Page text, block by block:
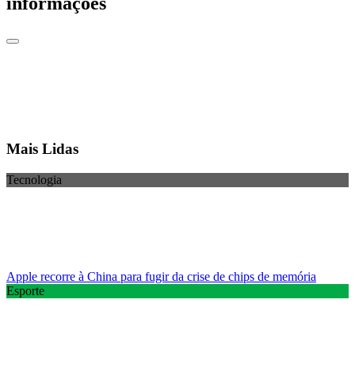
Mais Lidas
Tecnologia
Apple recorre à China para fugir da crise de chips de memória
Esporte